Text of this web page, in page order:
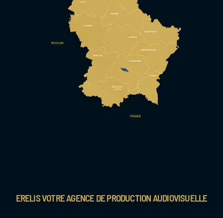
ERELIS VOTRE AGENCE DE PRODUCTION AUDIOVISUELLE